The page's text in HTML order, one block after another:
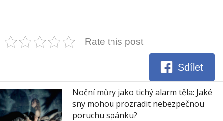
Rate this post
Sdílet
Noční můry jako tichý alarm těla: Jaké
sny mohou prozradit nebezpečnou
poruchu spánku?